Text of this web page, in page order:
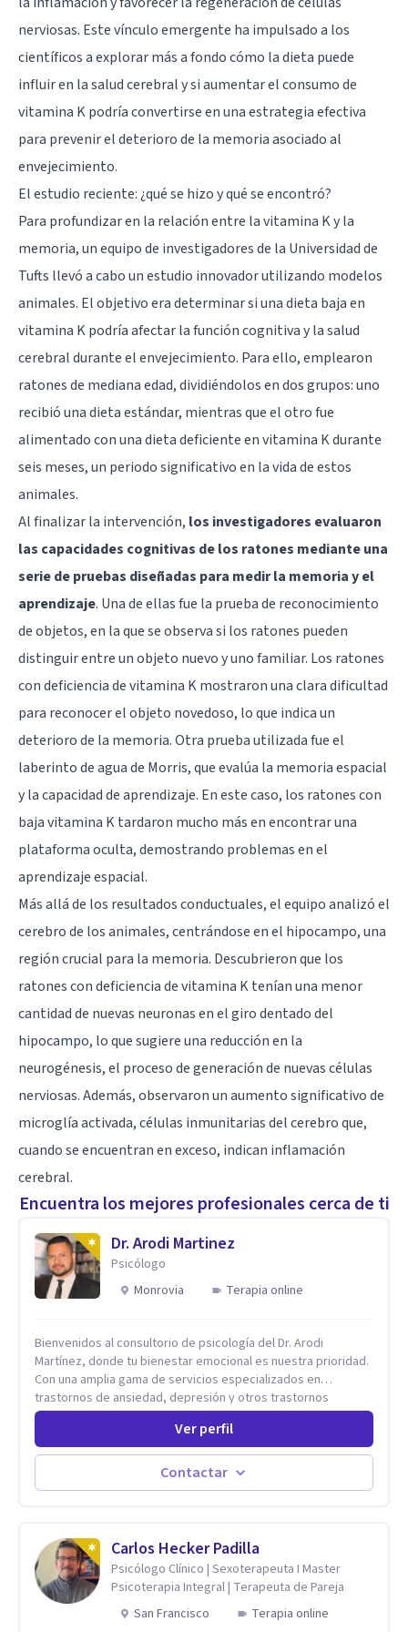
nerviosas. Este vínculo emergente ha impulsado a los
científicos a explorar más a fondo cómo la dieta puede
influir en la salud cerebral y si aumentar el consumo de
vitamina K podría convertirse en una estrategia efectiva
para prevenir el deterioro de la memoria asociado al
envejecimiento.
El estudio reciente: ¿qué se hizo y qué se encontró?
Para profundizar en la relación entre la vitamina K y la
memoria, un equipo de investigadores de la Universidad de
Tufts llevó a cabo un estudio innovador utilizando modelos
animales. El objetivo era determinar si una dieta baja en
vitamina K podría afectar la función cognitiva y la salud
cerebral durante el envejecimiento. Para ello, emplearon
ratones de mediana edad, dividiéndolos en dos grupos: uno
recibió una dieta estándar, mientras que el otro fue
alimentado con una dieta deficiente en vitamina K durante
seis meses, un periodo significativo en la vida de estos
animales.
Al finalizar la intervención, los investigadores evaluaron
las capacidades cognitivas de los ratones mediante una
serie de pruebas diseñadas para medir la memoria y el
aprendizaje. Una de ellas fue la prueba de reconocimiento
de objetos, en la que se observa si los ratones pueden
distinguir entre un objeto nuevo y uno familiar. Los ratones
con deficiencia de vitamina K mostraron una clara dificultad
para reconocer el objeto novedoso, lo que indica un
deterioro de la memoria. Otra prueba utilizada fue el
laberinto de agua de Morris, que evalúa la memoria espacial
y la capacidad de aprendizaje. En este caso, los ratones con
baja vitamina K tardaron mucho más en encontrar una
plataforma oculta, demostrando problemas en el
aprendizaje espacial.
Más allá de los resultados conductuales, el equipo analizó el
cerebro de los animales, centrándose en el hipocampo, una
región crucial para la memoria. Descubrieron que los
ratones con deficiencia de vitamina K tenían una menor
cantidad de nuevas neuronas en el giro dentado del
hipocampo, lo que sugiere una reducción en la
neurogénesis, el proceso de generación de nuevas células
nerviosas. Además, observaron un aumento significativo de
microglía activada, células inmunitarias del cerebro que,
cuando se encuentran en exceso, indican inflamación
cerebral.
Encuentra los mejores profesionales cerca de ti
Dr. Arodi Martinez
Psicólogo
Monrovia
Terapia online
Bienvenidos al consultorio de psicología del Dr. Arodi
Martínez, donde tu bienestar emocional es nuestra prioridad.
Con una amplia gama de servicios especializados en
trastornos de ansiedad, depresión y otros trastornos
emocionales, estamos dedicados a ofrecerte el mejor
tratamiento para mejorar tu salud mental. En nuestro
consultorio, ofrecemos una variedad de terapias y
tratamientos diseñados para satisfacer tus necesidades
específicas: Terapia para Trastornos de Ansiedad y
para ayudarte a recuperar tu bienestar emocional. Terapia
Individual, de Pareja y Familiar: Trabajamos contigo y tus
seres queridos para fortalecer las relaciones y mejorar la
dinámica familiar. Evaluaciones Psicológicas y Terapias
Especializadas: Terapia cognitivo-conductual Terapia de
Ver perfil
Contactar
Carlos Hecker Padilla
Psicólogo Clínico | Sexoterapeuta I Master
Psicoterapia Integral | Terapeuta de Pareja
San Francisco
Terapia online